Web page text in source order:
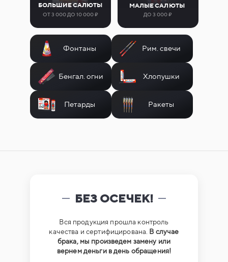
БОЛЬШИЕ САЛЮТЫ
ОТ 3 000 ДО 10 000 ₽
МАЛЫЕ САЛЮТЫ
ДО 3 000 ₽
Фонтаны Рим. свечи
Бенгал. огни Хлопушки
Петарды Ракеты
БЕЗ ОСЕЧЕК!
Вся продукция прошла контроль
качества и сертифицирована. В случае
брака, мы произведем замену или
вернем деньги в день обращения!